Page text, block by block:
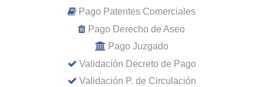
Pago Patentes Comerciales
Pago Derecho de Aseo
Pago Juzgado
Validación Decreto de Pago
Validación P. de Circulación